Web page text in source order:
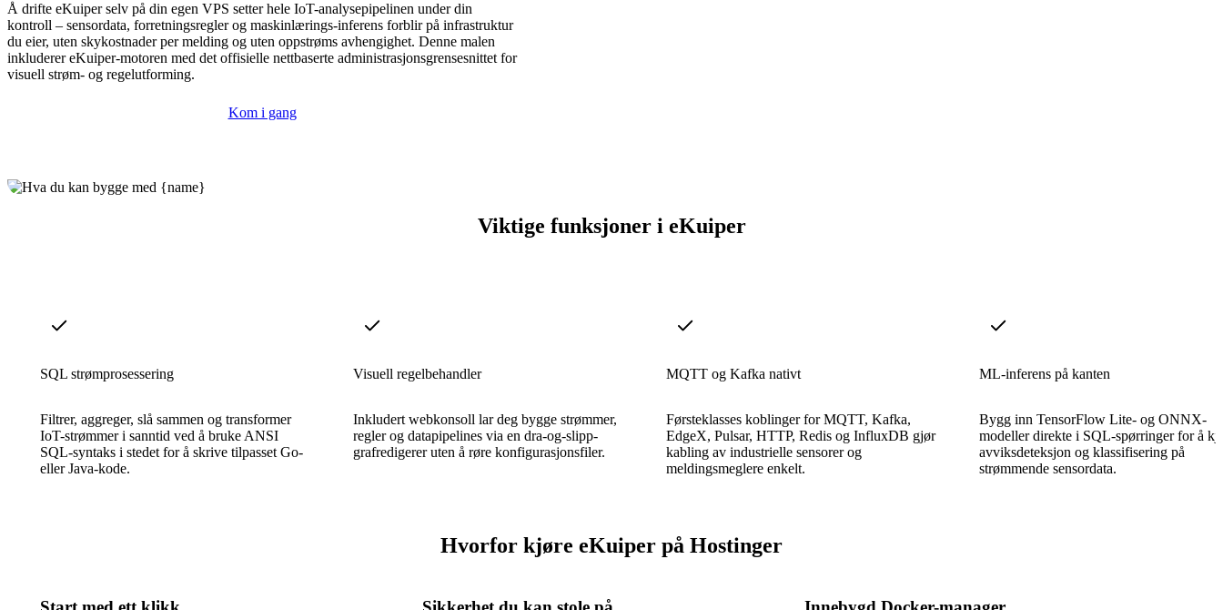
Å drifte eKuiper selv på din egen VPS setter hele IoT-analysepipelinen under din
kontroll – sensordata, forretningsregler og maskinlærings-inferens forblir på infrastruktur
du eier, uten skykostnader per melding og uten oppstrøms avhengighet. Denne malen
inkluderer eKuiper-motoren med det offisielle nettbaserte administrasjonsgrensesnittet for
visuell strøm- og regelutforming.
Kom i gang
Viktige funksjoner i eKuiper
SQL strømprosessering
Filtrer, aggreger, slå sammen og transformer
IoT-strømmer i sanntid ved å bruke ANSI
SQL-syntaks i stedet for å skrive tilpasset Go-
eller Java-kode.
Visuell regelbehandler
Inkludert webkonsoll lar deg bygge strømmer,
regler og datapipelines via en dra-og-slipp-
grafredigerer uten å røre konfigurasjonsfiler.
MQTT og Kafka nativt
Førsteklasses koblinger for MQTT, Kafka,
EdgeX, Pulsar, HTTP, Redis og InfluxDB gjør
kabling av industrielle sensorer og
meldingsmeglere enkelt.
ML-inferens på kanten
Bygg inn TensorFlow Lite- og ONNX-
modeller direkte i SQL-spørringer for å
avviksdeteksjon og klassifisering på
strømmende sensordata.
Hvorfor kjøre eKuiper på Hostinger